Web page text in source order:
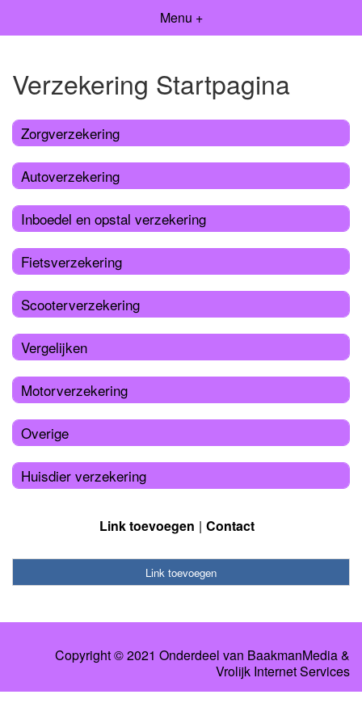
Menu +
Verzekering Startpagina
Zorgverzekering
Autoverzekering
Inboedel en opstal verzekering
Fietsverzekering
Scooterverzekering
Vergelijken
Motorverzekering
Overige
Huisdier verzekering
Link toevoegen Contact
Link toevoegen
Copyright © 2021 Onderdeel van BaakmanMedia&
Vrolijk Internet Services